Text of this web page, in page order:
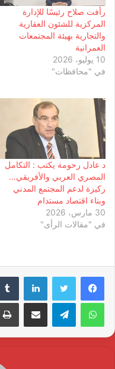
رأفت صلاح رئيسًا للإدارة
المركزية للشئون العقارية
والتجارية بهيئة المجتمعات
العمرانية
10 يوليو، 2026
في "محافظات"
د عادل رحومة يكتب : التكامل
المصري العربي والأفريقي…
ركيزة لدعم المجتمع المدني
وبناء اقتصاد مستدام
30 مارس، 2026
في "مقالات الرأى"
لينكدإن
واتساب تيلقرام مشاركة عبر البريد